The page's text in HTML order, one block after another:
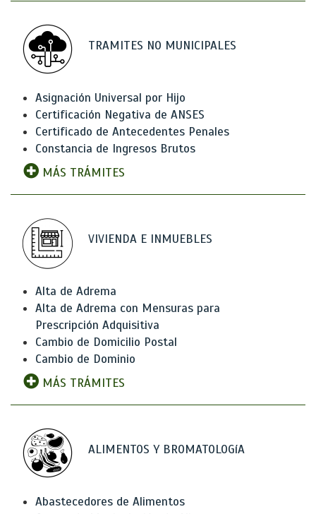
TRAMITES NO MUNICIPALES
Asignación Universal por Hijo
Certificación Negativa de ANSES
Certificado de Antecedentes Penales
Constancia de Ingresos Brutos
MÁS TRÁMITES
VIVIENDA E INMUEBLES
Alta de Adrema
Alta de Adrema con Mensuras para
Prescripción Adquisitiva
Cambio de Domicilio Postal
Cambio de Dominio
MÁS TRÁMITES
ALIMENTOS Y BROMATOLOGíA
Abastecedores de Alimentos